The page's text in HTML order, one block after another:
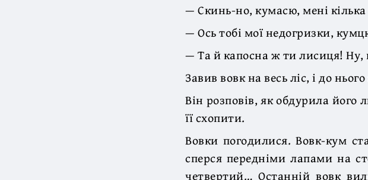
— Скинь-но, кумасю, мені кілька
— Ось тобі мої недогризки,
— Та й капосна ж ти лисиця! Ну,
Завив вовк на весь ліс, і до
Він розповів, як обдурила
її схопити.
Вовки погодилися. Вовк-кум
сперся передніми лапами на
четвертий… Останній вовк